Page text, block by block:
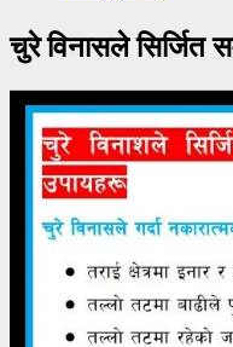
चुरे विनासले सिर्जित